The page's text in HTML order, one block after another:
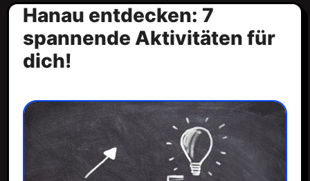
Hanau entdecken: 7
spannende Aktivitäten für
dich!